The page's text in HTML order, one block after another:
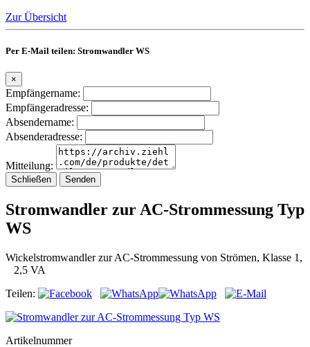
Zur Übersicht
Per E-Mail teilen: Stromwandler WS
×
Empfängername:
Empfängeradresse:
Absendername:
Absenderadresse:
Mitteilung:
Schließen Senden
Stromwandler zur AC-Strommessung Typ
WS
Wickelstromwandler zur AC-Strommessung von Strömen, Klasse 1,
2,5 VA
Teilen:
Artikelnummer